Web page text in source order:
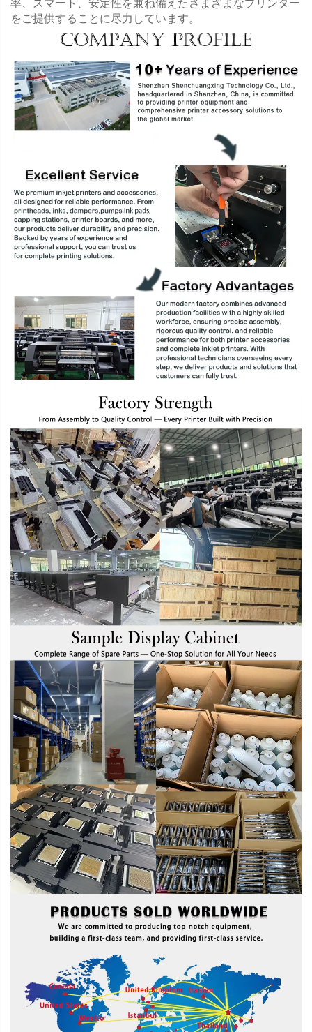
率、スマート、安定性を兼ね備えたさまざまなプリンター
をご提供することに尽力しています。